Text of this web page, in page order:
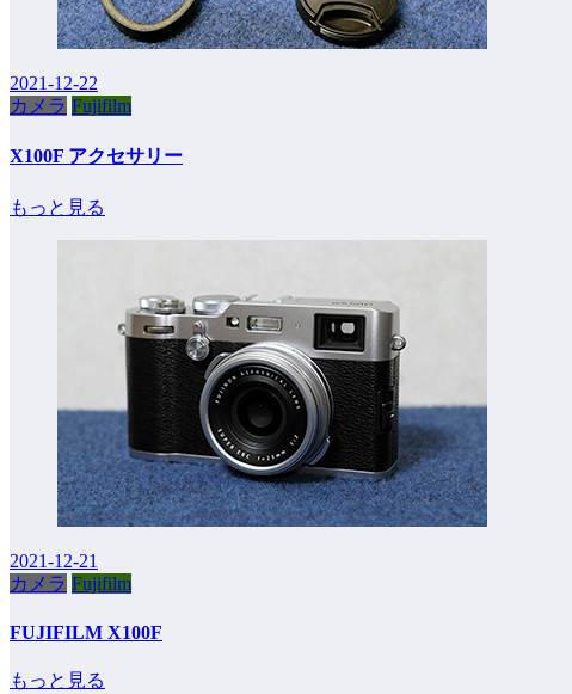
2021-12-22
カメラ Fujifilm
X100F アクセサリー
もっと見る
2021-12-21
カメラ Fujifilm
FUJIFILM X100F
もっと見る